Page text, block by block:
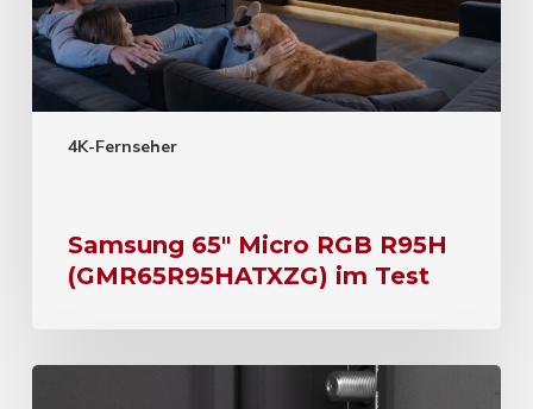
4K-Fernseher
Samsung 65″ Micro RGB R95H
(GMR65R95HATXZG) im Test